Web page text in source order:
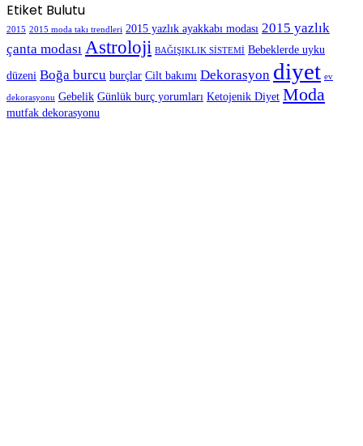
Etiket Bulutu
2015 2015 moda takı trendleri 2015 yazlık ayakkabı modası 2015 yazlık
çanta modası Astroloji BAĞIŞIKLIK SİSTEMİ Bebeklerde uyku
düzeni Boğa burcu burçlar Cilt bakımı Dekorasyon diyet ev
dekorasyonu Gebelik Günlük burç yorumları Ketojenik Diyet Moda
mutfak dekorasyonu